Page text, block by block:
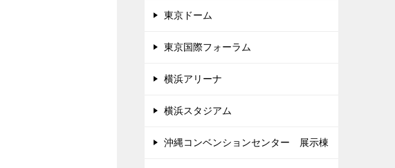
東京ドーム
東京国際フォーラム
横浜アリーナ
横浜スタジアム
沖縄コンベンションセンター 展示棟